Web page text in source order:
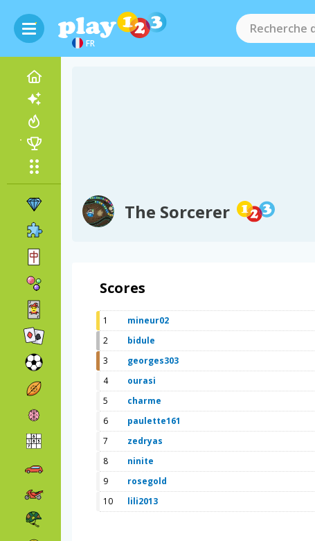
FR
The Sorcerer
Scores
1 mineur02
2
bidule
3
georges303
4
ourasi
5
charme
6
paulette161
7
zedryas
8
ninite
9
rosegold
10
lili2013